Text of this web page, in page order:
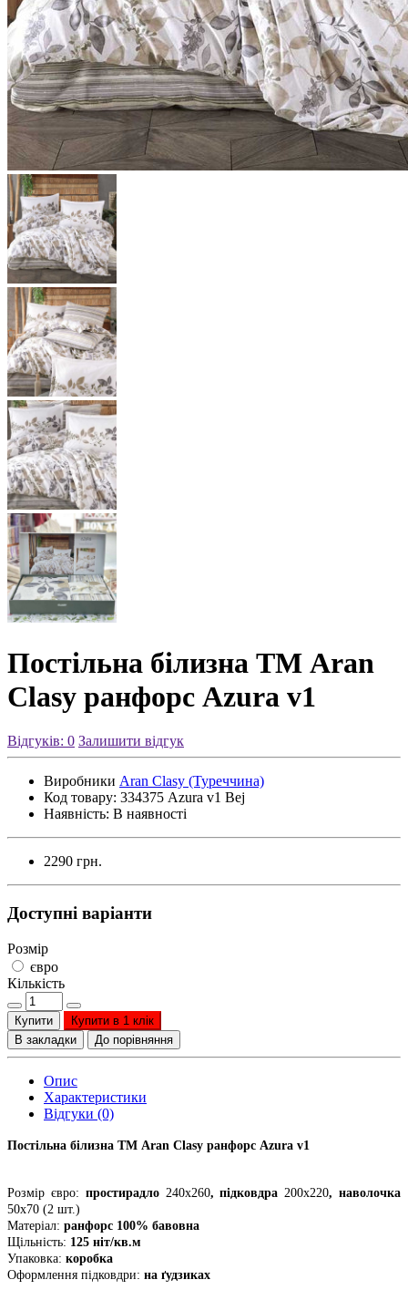
Постільна білизна ТМ Aran
Clasy ранфорс Azura v1
Відгуків: 0 Залишити відгук
Виробники Aran Clasy (Туреччина)
Код товару: 334375 Azura v1 Bej
Наявність: В наявності
2290 грн.
Доступні варіанти
Розмір
євро
Кількість
Купити
Купити в 1 клік
В закладки
До порівняння
Опис
Характеристики
Відгуки (0)
Постільна білизна ТМ Aran Clasy ранфорс Azura v1
Розмір євро: простирадло 240х260, підковдра 200х220, наволочка
50х70 (2 шт.)
Матеріал: ранфорс 100% бавовна
Щільність: 125 ніт/кв.м
Упаковка: коробка
Оформлення підковдри: на ґудзиках